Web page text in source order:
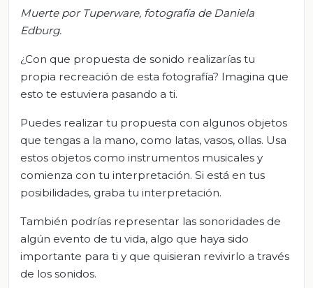
Muerte por Tuperware, fotografía de Daniela
Edburg.
¿Con que propuesta de sonido realizarías tu
propia recreación de esta fotografía? Imagina que
esto te estuviera pasando a ti.
Puedes realizar tu propuesta con algunos objetos
que tengas a la mano, como latas, vasos, ollas. Usa
estos objetos como instrumentos musicales y
comienza con tu interpretación. Si está en tus
posibilidades, graba tu interpretación.
También podrías representar las sonoridades de
algún evento de tu vida, algo que haya sido
importante para ti y que quisieran revivirlo a través
de los sonidos.